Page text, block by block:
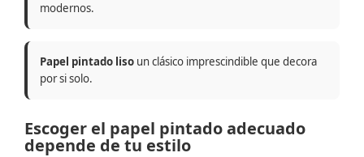
modernos.
Papel pintado liso un clásico imprescindible que decora
por si solo.
Escoger el papel pintado adecuado
depende de tu estilo